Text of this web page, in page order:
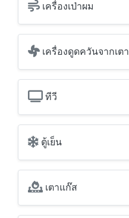
เครื่องเป่าผม
เครื่องดูดควันจากเตา
ทีวี
ตู้เย็น
เตาแก๊ส